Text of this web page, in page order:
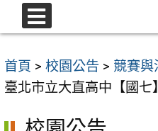
至
要
內
首頁 > 校園公告 > 競賽與
臺北市立大直高中【國
選
單